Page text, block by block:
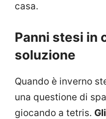
casa.
Panni stesi in
soluzione
Quando è inverno
una questione di
giocando a tetris.